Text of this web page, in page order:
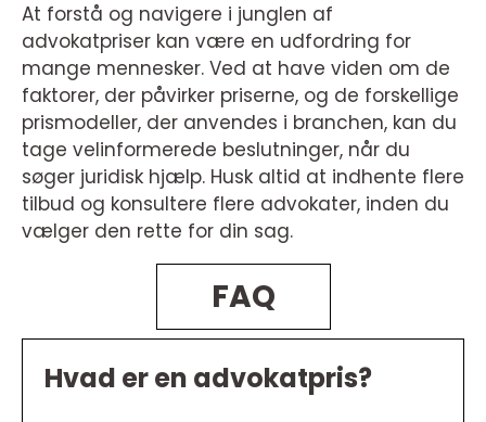
At forstå og navigere i junglen af
advokatpriser kan være en udfordring for
mange mennesker. Ved at have viden om de
faktorer, der påvirker priserne, og de forskellige
prismodeller, der anvendes i branchen, kan du
tage velinformerede beslutninger, når du
søger juridisk hjælp. Husk altid at indhente flere
tilbud og konsultere flere advokater, inden du
vælger den rette for din sag.
FAQ
Hvad er en advokatpris?